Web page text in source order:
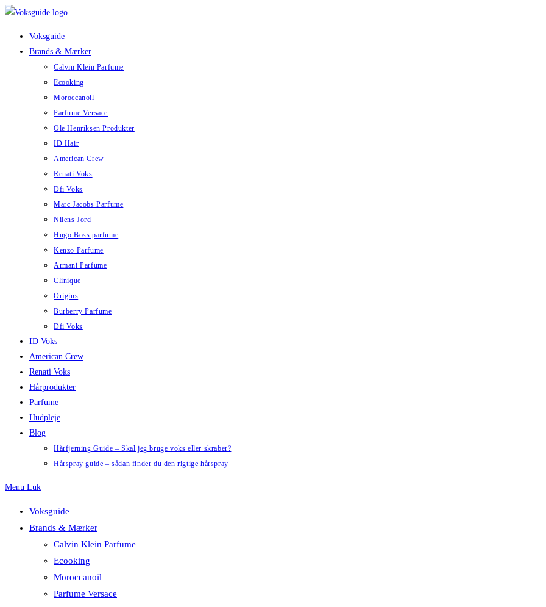
Skip
Voksguide
Brands & Mærker
Calvin Klein Parfume
Ecooking
Moroccanoil
Parfume Versace
Ole Henriksen Produkter
ID Hair
American Crew
Renati Voks
Dfi Voks
Marc Jacobs Parfume
Nilens Jord
Hugo Boss parfume
Kenzo Parfume
Armani Parfume
Clinique
Origins
Burberry Parfume
Dfi Voks
ID Voks
American Crew
Renati Voks
Hårprodukter
Parfume
Hudpleje
Blog
Hårfjerning Guide – Skal jeg bruge voks eller skraber?
Hårspray guide – sådan finder du den rigtige hårspray
Menu Luk
Voksguide
Brands & Mærker
Calvin Klein Parfume
Ecooking
Moroccanoil
Parfume Versace